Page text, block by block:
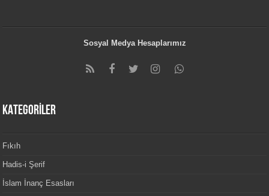
Sosyal Medya Hesaplarımız
KATEGORİLER
Fıkıh
Hadis-i Şerif
İslam İnanç Esasları